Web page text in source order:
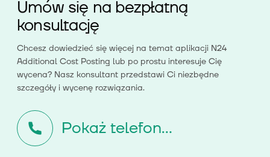
Umów się na bezpłatną
konsultację
Chcesz dowiedzieć się więcej na temat aplikacji N24
Additional Cost Posting lub po prostu interesuje Cię
wycena? Nasz konsultant przedstawi Ci niezbędne
szczegóły i wycenę rozwiązania.
Pokaż telefon...